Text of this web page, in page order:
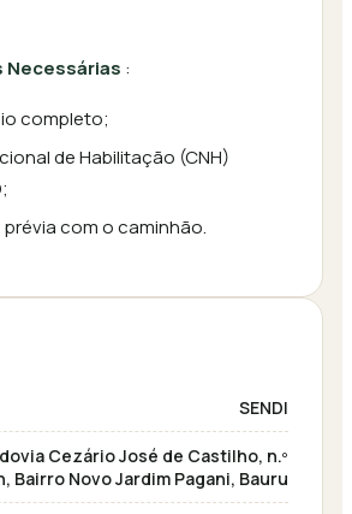
Necessárias :
completo;
de Habilitação (CNH)
prévia com o caminhão.
SENDI
Cezário José de Castilho, n.º
Bairro Novo Jardim Pagani, Bauru